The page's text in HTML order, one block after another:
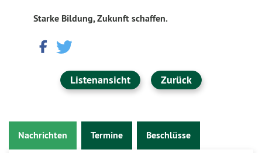
Starke Bildung, Zukunft schaffen.
Listenansicht Zurück
Nachrichten Termine Beschlüsse